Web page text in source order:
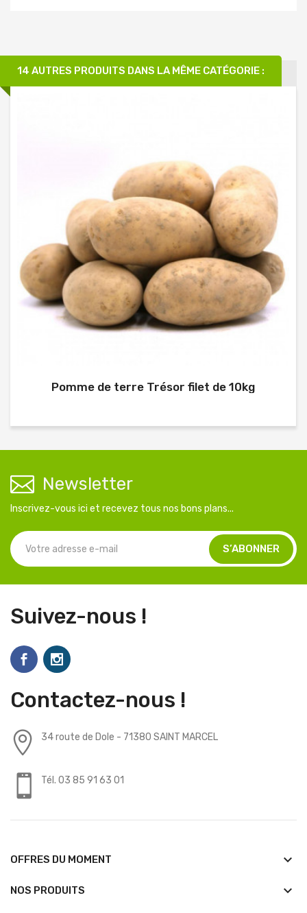
14 AUTRES PRODUITS DANS LA MÊME CATÉGORIE :
Pomme de terre Trésor filet de 10kg
Newsletter
Inscrivez-vous ici et recevez tous nos bons plans...
Suivez-nous !
Contactez-nous !
34 route de Dole - 71380 SAINT MARCEL
Tél. 03 85 91 63 01
OFFRES DU MOMENT keyboard_arrow_down
NOS PRODUITS keyboard_arrow_down